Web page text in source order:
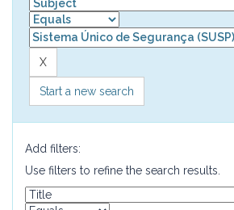
Start a new search
Add filters:
Use filters to refine the search results.